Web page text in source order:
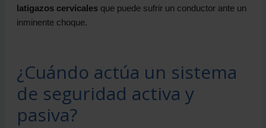
latigazos cervicalesque puede sufrir un conductor ante un
inminente choque.
¿Cuándo actúa un sistema
de seguridad activa y
pasiva?